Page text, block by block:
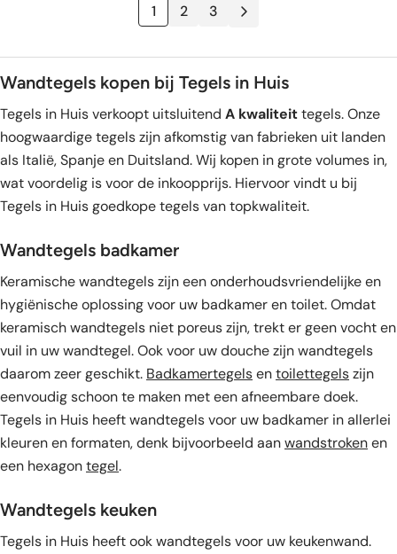
1 2 3
Wandtegels kopen bij Tegels in Huis
Tegels in Huis verkoopt uitsluitend A kwaliteittegels. Onze
hoogwaardige tegels zijn afkomstig van fabrieken uit landen
als Italië, Spanje en Duitsland. Wij kopen in grote volumes in,
wat voordelig is voor de inkoopprijs. Hiervoor vindt u bij
Tegels in Huis goedkope tegels van topkwaliteit.
Wandtegels badkamer
Keramische wandtegels zijn een onderhoudsvriendelijke en
hygiënische oplossing voor uw badkamer en toilet. Omdat
keramisch wandtegels niet poreus zijn, trekt er geen vocht en
vuil in uw wandtegel. Ook voor uw douche zijn wandtegels
daarom zeer geschikt. Badkamertegelsentoilettegelszijn
eenvoudig schoon te maken met een afneembare doek.
Tegels in Huis heeft wandtegels voor uw badkamer in allerlei
kleuren en formaten, denk bijvoorbeeld aanwandstrokenen
een hexagontegel.
Wandtegels keuken
Tegels in Huis heeft ook wandtegels voor uw keukenwand.